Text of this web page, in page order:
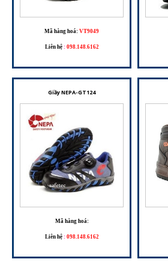
Mã hàng hoá: VT9049
Liên hệ : 098.148.6162
Giầy NEPA-GT124
Mã hàng hoá:
Liên hệ : 098.148.6162